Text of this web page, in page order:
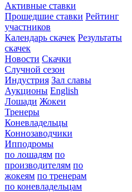
Активные ставки
Прошедшие ставки Рейтинг
участников
Календарь скачек Результаты
скачек
Новости Скачки
Случной сезон
Индустрия Зал славы
Аукционы English
Лошади Жокеи
Тренеры
Коневладельцы
Коннозаводчики
Ипподромы
по лошадям по
производителям по
жокеям по тренерам
по коневладельцам